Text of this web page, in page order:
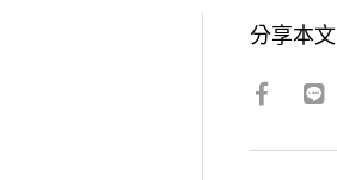
分享本文